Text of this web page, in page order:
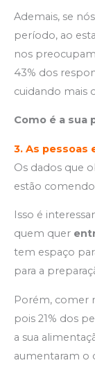
Ademais, se
período, ao
nos
43% dos
cuidando mais
Como é a sua
3. As pessoas
Os dados que
estão comendo
Isso é
quem quer
tem espaço
para a
Porém, comer
pois 21% dos
a sua
aumentaram o